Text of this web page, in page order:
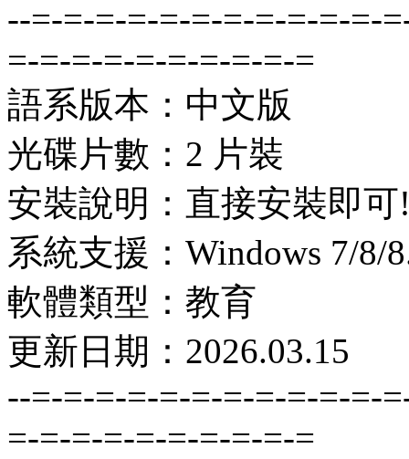
--=-=-=-=-=-=-=-=-=-=-=-
=-=-=-=-=-=-=-=-=-=
語系版本：中文版
光碟片數：2 片裝
安裝說明：直接安裝即可
系統支援：Windows 7/8/
軟體類型：教育
更新日期：2026.03.15
--=-=-=-=-=-=-=-=-=-=-=-
=-=-=-=-=-=-=-=-=-=